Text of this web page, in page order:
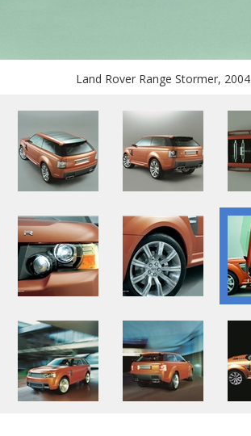
Land Rover Range Stormer, 2004